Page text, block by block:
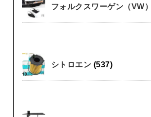
フォルクスワーゲン（VW）
シトロエン (537)